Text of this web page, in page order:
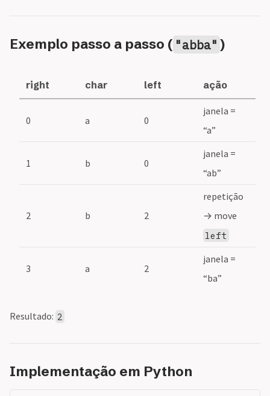
Exemplo passo a passo ( "abba" )
right char left ação
0 a 0
janela =
“a”
1 b 0
janela =
“ab”
2 b 2
repetição
→ move
left
3 a 2
janela =
“ba”
Resultado: 2
Implementação em Python